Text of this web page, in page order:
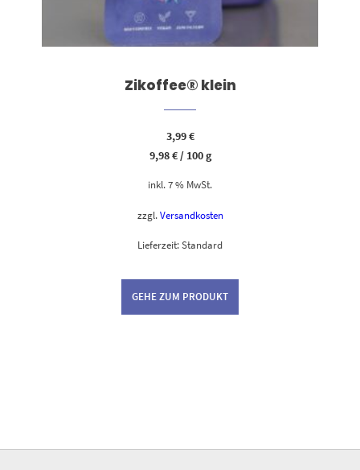
Zikoffee® klein
3,99€
9,98€/ 100g
inkl. 7 % MwSt.
zzgl. Versandkosten
Lieferzeit:Standard
GEHE ZUM PRODUKT